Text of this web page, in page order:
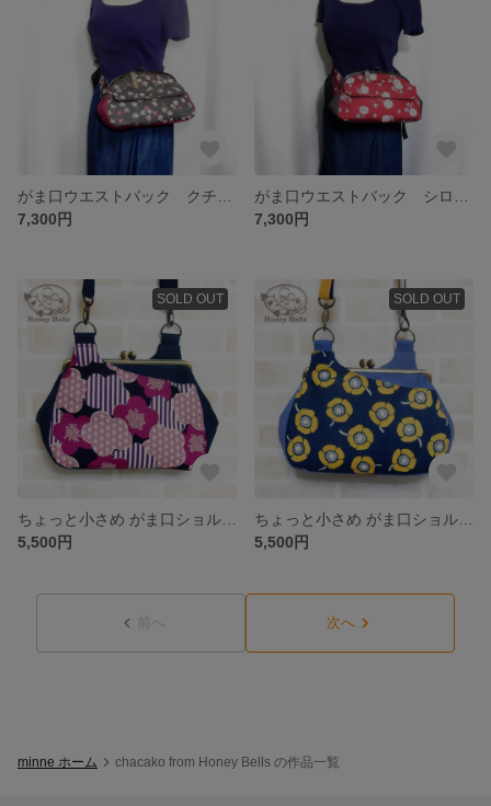
7,300円
7,300円
SOLD OUT
5,500円
SOLD OUT
5,500円
前へ 次へ
minne ホーム chacako from Honey Bells の作品一覧